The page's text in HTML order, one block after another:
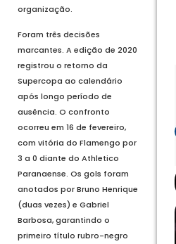
organização.
Foram três decisões
marcantes. A edição de 2020
registrou o retorno da
Supercopa ao calendário
após longo período de
ausência. O confronto
ocorreu em 16 de fevereiro,
com vitória do Flamengo por
3 a 0 diante do Athletico
Paranaense. Os gols foram
anotados por Bruno Henrique
(duas vezes) e Gabriel
Barbosa, garantindo o
primeiro título rubro-negro